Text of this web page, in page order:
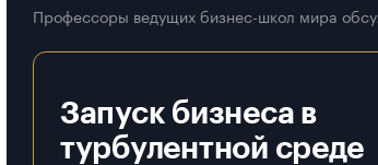
Профессоры ведущих бизнес-школ мира
Запуск бизнеса в
турбулентной среде